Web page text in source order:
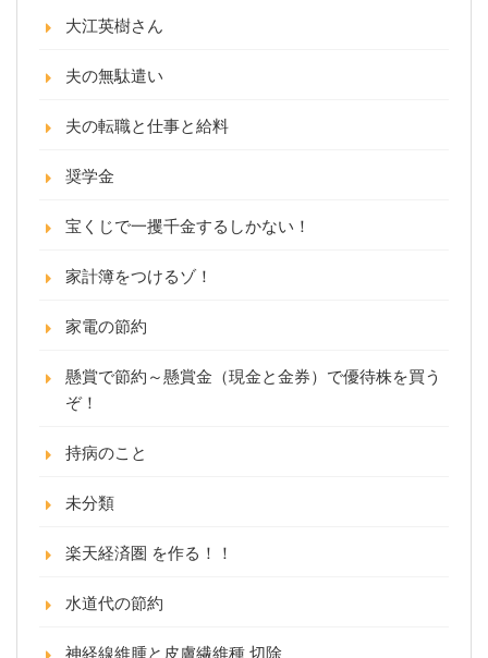
大江英樹さん
夫の無駄遣い
夫の転職と仕事と給料
奨学金
宝くじで一攫千金するしかない！
家計簿をつけるゾ！
家電の節約
懸賞で節約～懸賞金（現金と金券）で優待株を買う
ぞ！
持病のこと
未分類
楽天経済圏 を作る！！
水道代の節約
神経線維腫と皮膚繊維種 切除